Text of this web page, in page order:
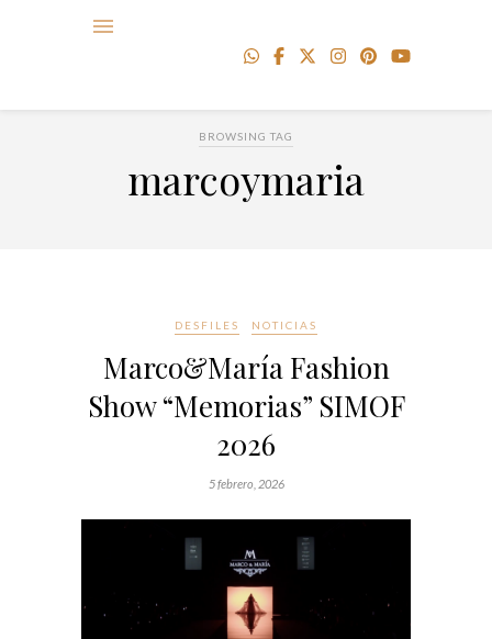
BROWSING TAG
marcoymaria
DESFILES NOTICIAS
Marco&María Fashion
Show “Memorias” SIMOF
2026
5 febrero, 2026